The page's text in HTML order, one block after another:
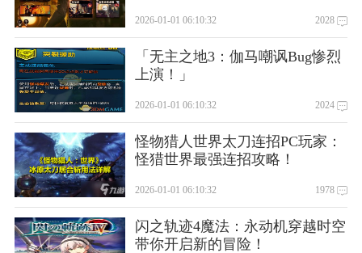
2026-01-01 06:10:32 2028
「无主之地3：伽马嘲讽Bug惨烈
上演！」
2026-01-01 06:10:32 2024
怪物猎人世界太刀连招PC玩家：
怪猎世界最强连招攻略！
2026-01-01 06:10:32 1978
闪之轨迹4魔法：永动机穿越时空
带你开启新的冒险！